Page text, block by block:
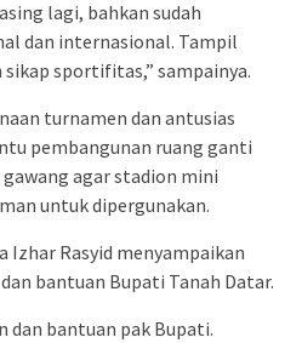
lagi, bahkan sudah
dan internasional. Tampil
sportifitas,” sampainya.
turnamen dan antusias
pembangunan ruang ganti
agar stadion mini
untuk dipergunakan.
Izhar Rasyid menyampaikan
bantuan Bupati Tanah Datar.
dan bantuan pak Bupati.